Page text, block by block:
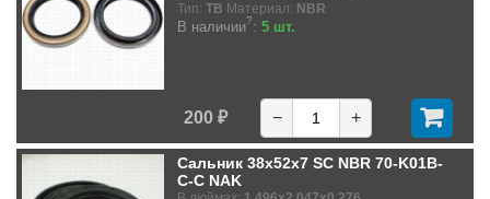
Тип: TB Материал: NBR
В наличии?: 5 шт.
200 ₽ − +
Сальник 38x52x7 SC NBR 70-K01B-
C-C NAK